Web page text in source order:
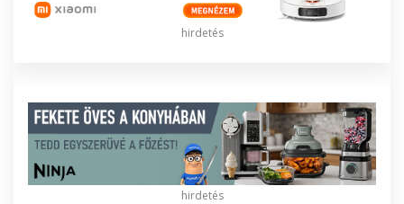
hirdetés
hirdetés